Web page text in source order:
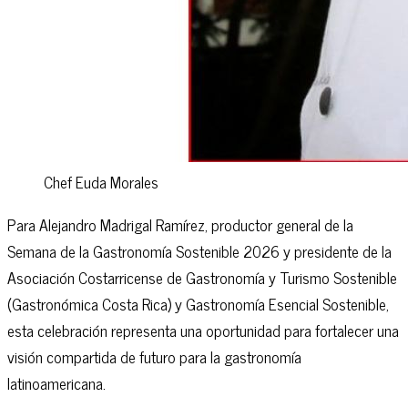
Chef Euda Morales
Para Alejandro Madrigal Ramírez, productor general de la
Semana de la Gastronomía Sostenible 2026 y presidente de la
Asociación Costarricense de Gastronomía y Turismo Sostenible
(Gastronómica Costa Rica) y Gastronomía Esencial Sostenible,
esta celebración representa una oportunidad para fortalecer una
visión compartida de futuro para la gastronomía
latinoamericana.